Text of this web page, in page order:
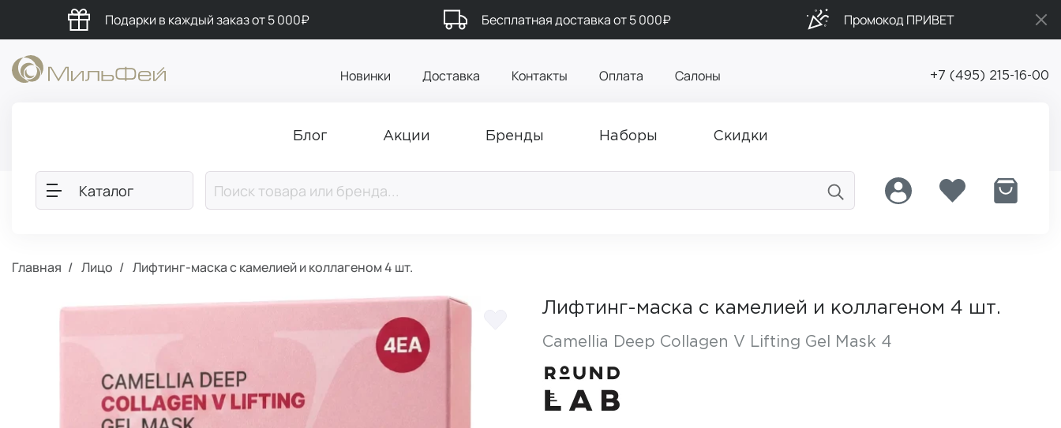
Подарки в каждый заказ от 5 000₽ Бесплатная доставка от 5 000₽ Промокод ПРИВЕТ
Новинки Доставка Контакты Оплата Салоны +7 (495) 215-16-00
Блог Акции Бренды Наборы Скидки
Каталог
Главная Лицо Лифтинг-маска с камелией и коллагеном 4 шт.
Лифтинг-маска с камелией и коллагеном 4 шт.
Camellia Deep Collagen V Lifting Gel Mask 4